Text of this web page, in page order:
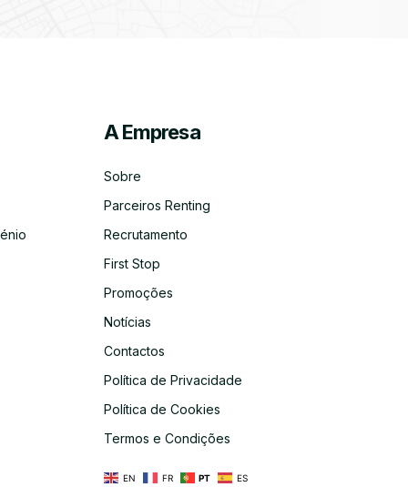
A Empresa
Sobre
Parceiros Renting
Recrutamento
First Stop
Promoções
Notícias
Contactos
Política de Privacidade
Política de Cookies
Termos e Condições
EN FR PT ES